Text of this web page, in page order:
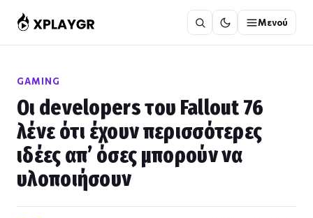
στο
περιεχόμενο
Μενού
GAMING
Οι developers του Fallout 76
λένε ότι έχουν περισσότερες
ιδέες απ’ όσες μπορούν να
υλοποιήσουν